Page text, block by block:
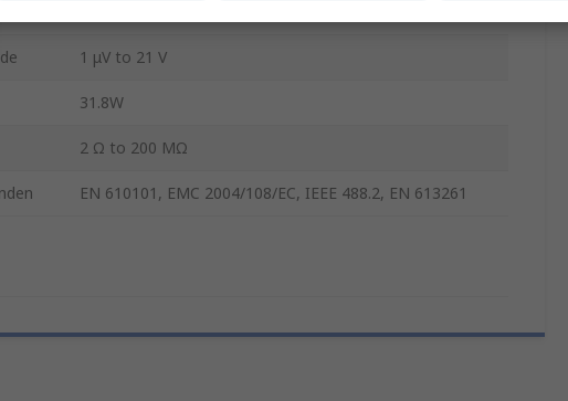
1 μV to 21 V
31.8W
2 Ω to 200 MΩ
EN 610101, EMC 2004/108/EC, IEEE 488.2, EN 613261